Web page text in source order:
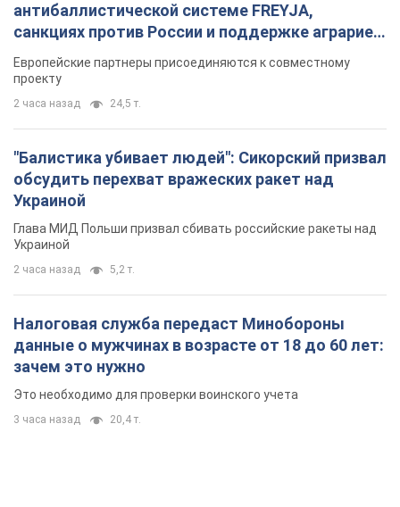
антибаллистической системе FREYJA,
санкциях против России и поддержке аграриев.
Видео
Европейские партнеры присоединяются к совместному
проекту
2 часа назад 24,5 т.
"Балистика убивает людей": Сикорский призвал
обсудить перехват вражеских ракет над
Украиной
Глава МИД Польши призвал сбивать российские ракеты над
Украиной
2 часа назад 5,2 т.
Налоговая служба передаст Минобороны
данные о мужчинах в возрасте от 18 до 60 лет:
зачем это нужно
Это необходимо для проверки воинского учета
3 часа назад 20,4 т.